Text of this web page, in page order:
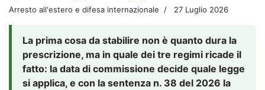
Arresto all'estero e difesa internazionale 27 Luglio 2026
La prima cosa da stabilire non è quanto dura la
prescrizione, ma in quale dei tre regimi ricade il
fatto: la data di commissione decide quale legge
si applica, e con la sentenza n. 38 del 2026 la